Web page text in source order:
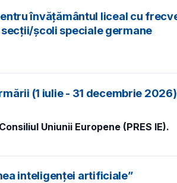
învățământul liceal cu
școli speciale germane
(1 iulie - 31 decembrie 2026)
Uniunii Europene (PRES IE).
inteligenței artificiale”